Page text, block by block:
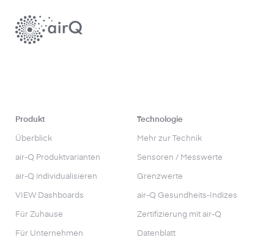
Produkt
Überblick
air-Q Produktvarianten
air-Q individualisieren
VIEW Dashboards
Für Zuhause
Für Unternehmen
Technologie
Mehr zur Technik
Sensoren / Messwerte
Grenzwerte
air-Q Gesundheits-Indizes
Zertifizierung mit air-Q
Datenblatt